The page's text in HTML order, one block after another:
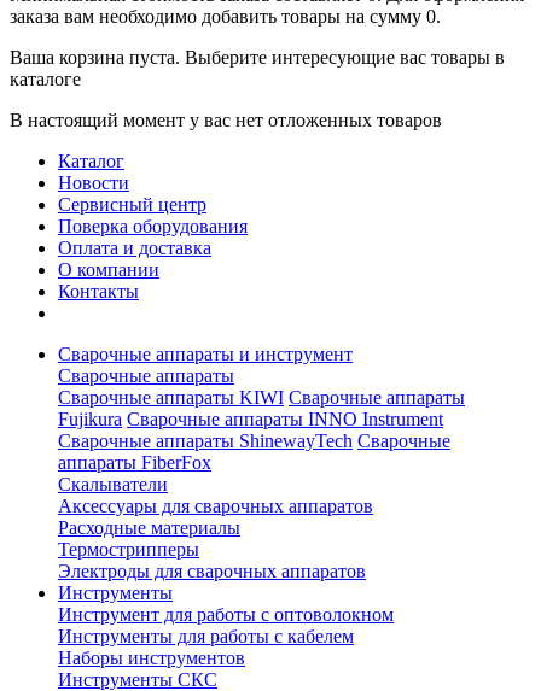
заказа вам необходимо добавить товары на сумму 0.
Ваша корзина пуста. Выберите интересующие вас товары в
каталоге
В настоящий момент у вас нет отложенных товаров
Каталог
Новости
Сервисный центр
Поверка оборудования
Оплата и доставка
О компании
Контакты
Сварочные аппараты и инструмент
Сварочные аппараты
Сварочные аппараты KIWI Сварочные аппараты
Fujikura Сварочные аппараты INNO Instrument
Сварочные аппараты ShinewayTech Cварочные
аппараты FiberFox
Скалыватели
Аксессуары для сварочных аппаратов
Расходные материалы
Термострипперы
Электроды для сварочных аппаратов
Инструменты
Инструмент для работы с оптоволокном
Инструменты для работы с кабелем
Наборы инструментов
Инструменты СКС